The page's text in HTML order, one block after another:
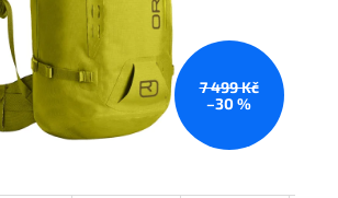
7 499 Kč
–30 %